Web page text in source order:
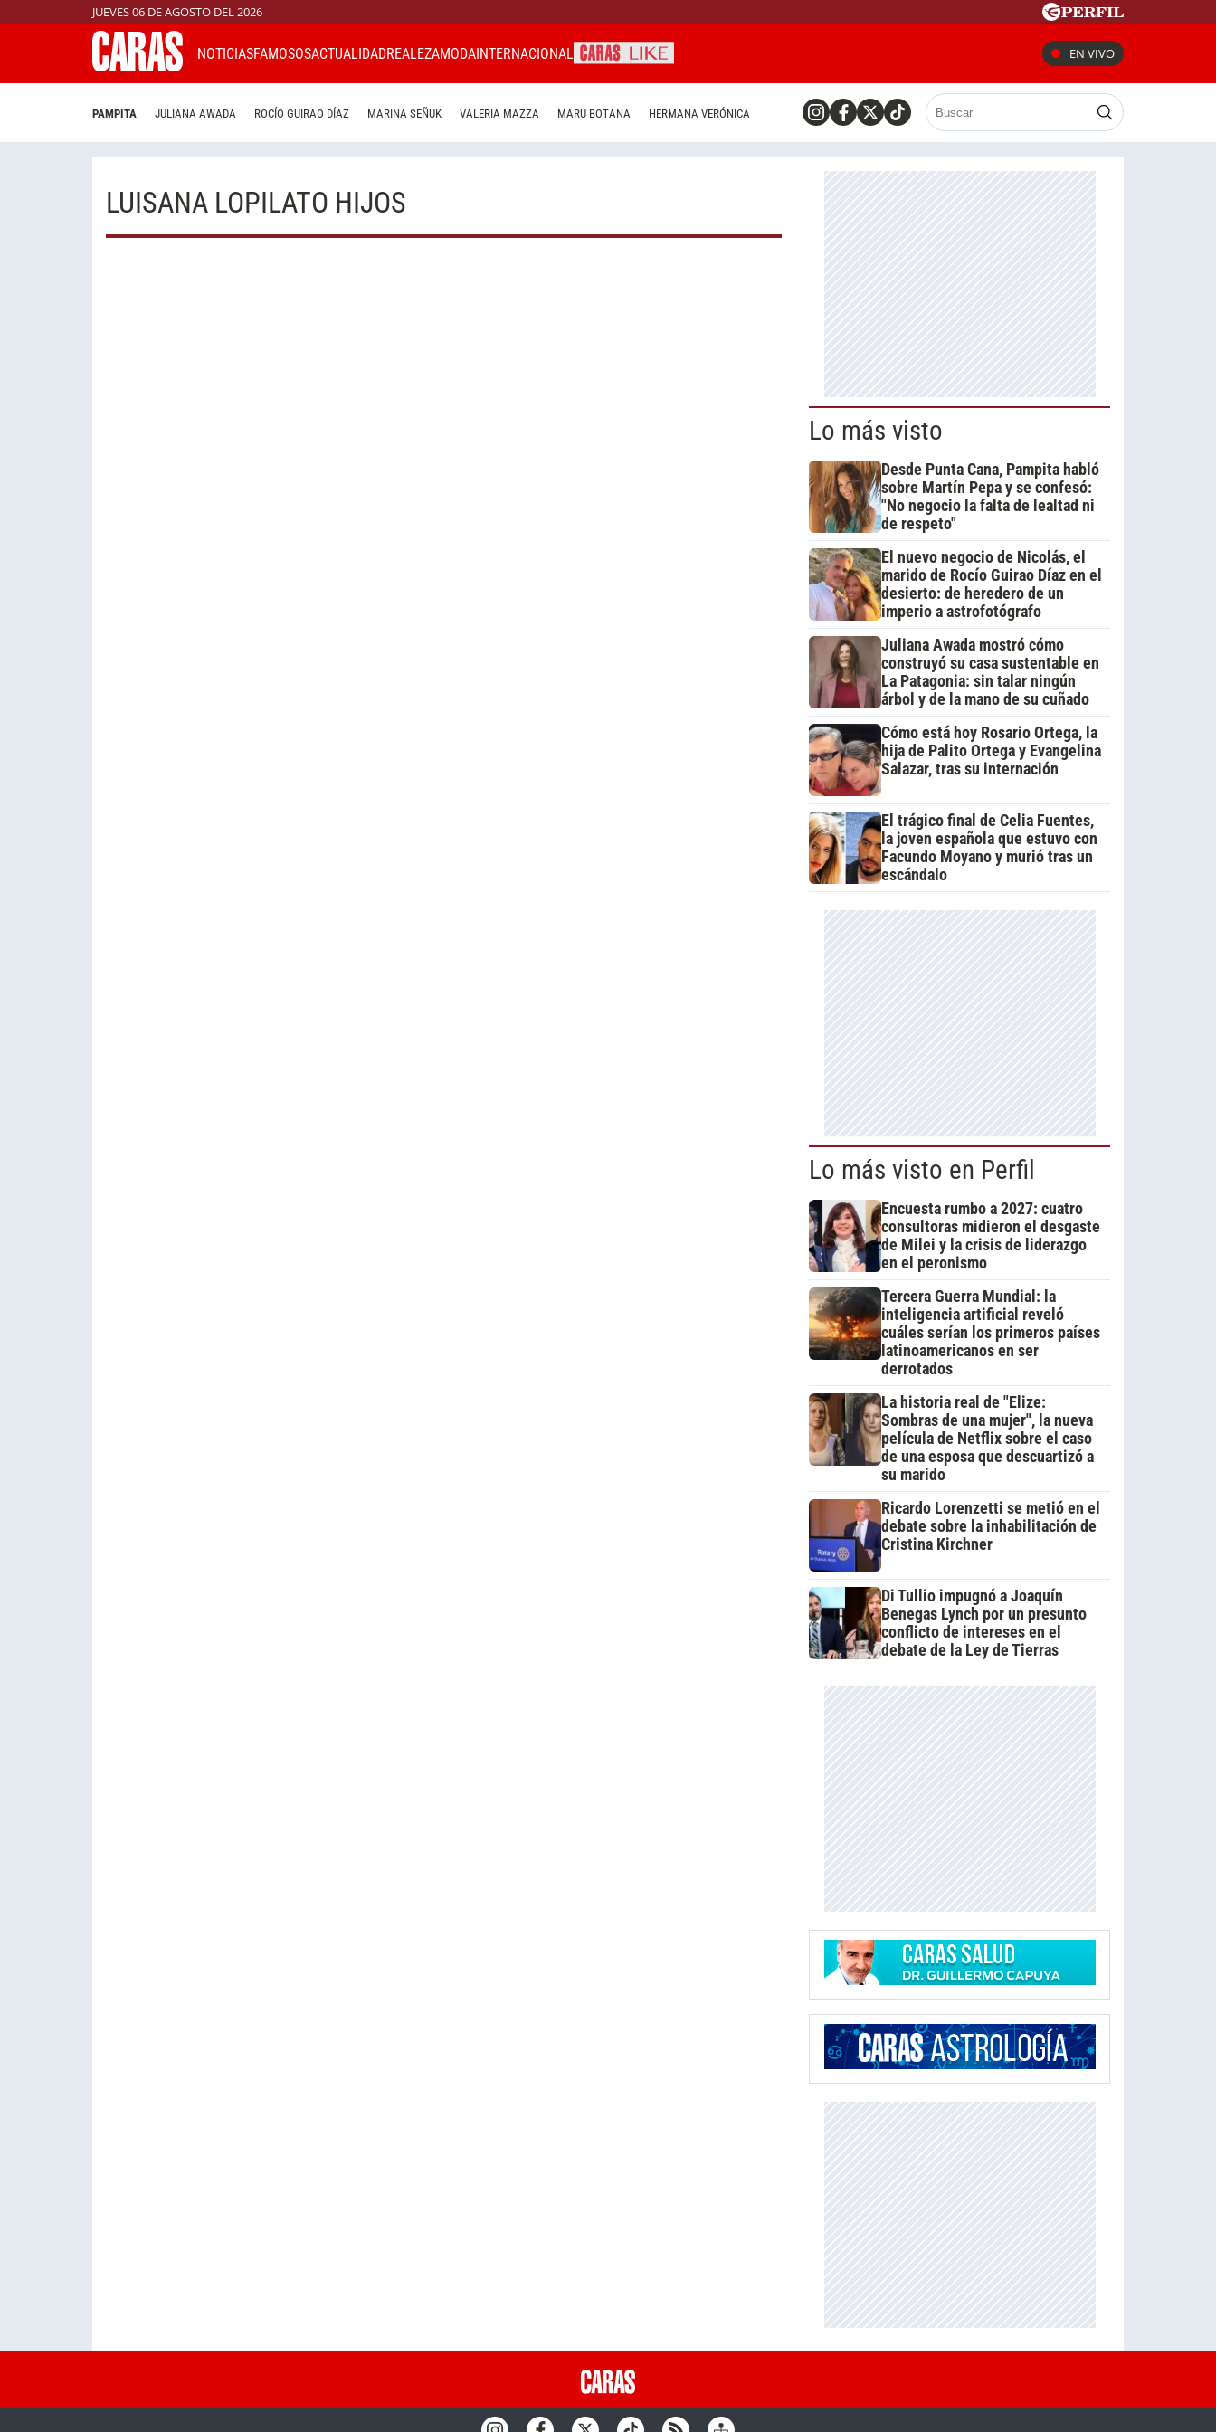
JUEVES 06 DE AGOSTO DEL 2026
NOTICIASFAMOSOSACTUALIDADREALEZAMODAINTERNACIONAL EN VIVO
PAMPITA JULIANA AWADA ROCÍO GUIRAO DÍAZ MARINA SEÑUK VALERIA MAZZA MARU BOTANA HERMANA VERÓNICA
LUISANA LOPILATO HIJOS
Lo más visto
Desde Punta Cana, Pampita habló
sobre Martín Pepa y se confesó:
"No negocio la falta de lealtad ni
de respeto"
El nuevo negocio de Nicolás, el
marido de Rocío Guirao Díaz en el
desierto: de heredero de un
imperio a astrofotógrafo
Juliana Awada mostró cómo
construyó su casa sustentable en
La Patagonia: sin talar ningún
árbol y de la mano de su cuñado
Cómo está hoy Rosario Ortega, la
hija de Palito Ortega y Evangelina
Salazar, tras su internación
El trágico final de Celia Fuentes,
la joven española que estuvo con
Facundo Moyano y murió tras un
escándalo
Lo más visto en Perfil
Encuesta rumbo a 2027: cuatro
consultoras midieron el desgaste
de Milei y la crisis de liderazgo
en el peronismo
Tercera Guerra Mundial: la
inteligencia artificial reveló
cuáles serían los primeros países
latinoamericanos en ser
derrotados
La historia real de "Elize:
Sombras de una mujer", la nueva
película de Netflix sobre el caso
de una esposa que descuartizó a
su marido
Ricardo Lorenzetti se metió en el
debate sobre la inhabilitación de
Cristina Kirchner
Di Tullio impugnó a Joaquín
Benegas Lynch por un presunto
conflicto de intereses en el
debate de la Ley de Tierras